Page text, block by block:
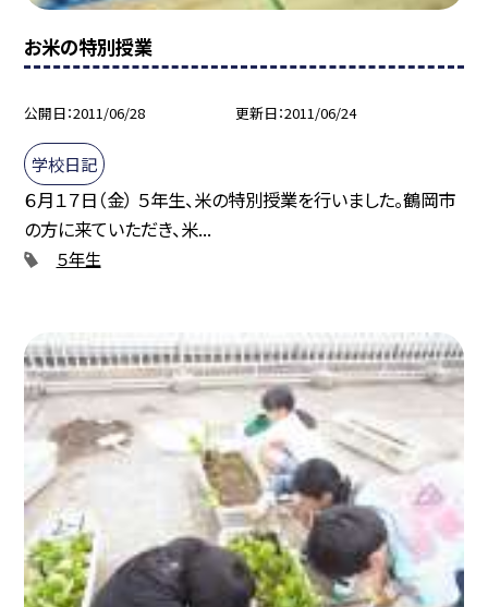
お米の特別授業
公開日 2011/06/28 更新日 2011/06/24
学校日記
６月１７日（金） ５年生、米の特別授業を行いました。鶴岡市
の方に来ていただき、米...
５年生